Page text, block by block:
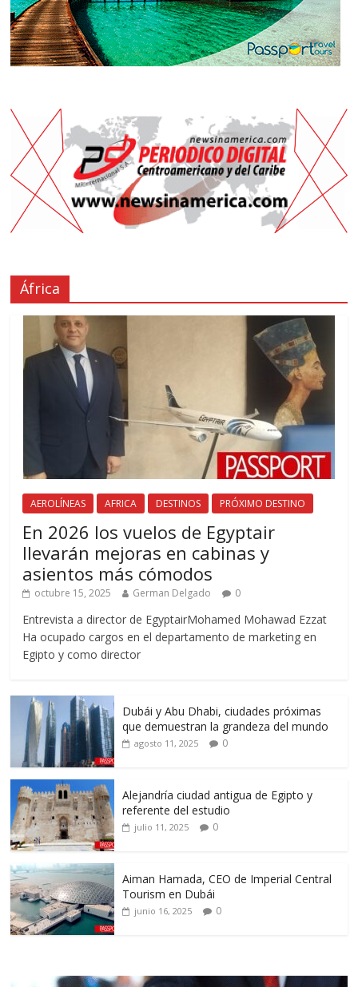
África
AEROLÍNEAS AFRICA DESTINOS PRÓXIMO DESTINO
En 2026 los vuelos de Egyptair
llevarán mejoras en cabinas y
asientos más cómodos
octubre 15, 2025 German Delgado 0
Entrevista a director de EgyptairMohamed Mohawad Ezzat
Ha ocupado cargos en el departamento de marketing en
Egipto y como director
Dubái y Abu Dhabi, ciudades próximas
que demuestran la grandeza del mundo
agosto 11, 2025 0
Alejandría ciudad antigua de Egipto y
referente del estudio
julio 11, 2025 0
Aiman Hamada, CEO de Imperial Central
Tourism en Dubái
junio 16, 2025 0